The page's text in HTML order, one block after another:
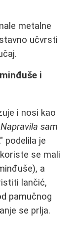
metalne
učvrsti
i
i nosi kao
Napravila sam
," podelila je
se mali
a
lančić,
pamučnog
se prlja.